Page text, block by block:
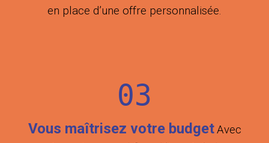
en place d’une offre personnalisée.
03
Vous maîtrisez votre budget Avec